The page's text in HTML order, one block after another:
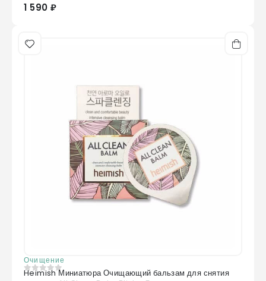
1 590 ₽
Очищение
0из 5
Heimish Миниатюра Очищающий бальзам для снятия